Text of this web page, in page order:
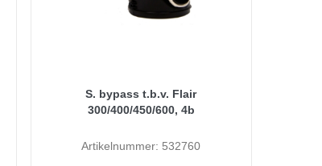
S. bypass t.b.v. Flair
300/400/450/600, 4b
Artikelnummer: 532760